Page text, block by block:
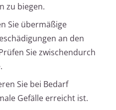
zu biegen.
Sie übermäßige
an den
Sie zwischendurch
Sie bei Bedarf
Gefälle erreicht ist.